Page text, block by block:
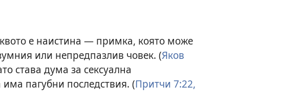
е наистина — примка, която може
или непредпазлив човек. (Яков
става дума за сексуална
пагубни последствия. (Притчи 7:22,